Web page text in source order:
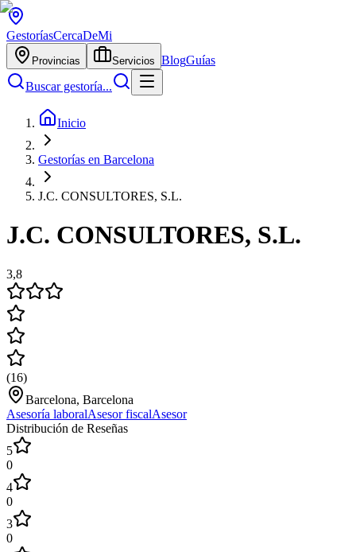
GestoríasCercaDeMi
Provincias Servicios BlogGuías
Buscar gestoría...
Inicio
Gestorías en Barcelona
J.C. CONSULTORES, S.L.
J.C. CONSULTORES, S.L.
3,8
(16)
Barcelona, Barcelona
Asesoría laboralAsesor fiscalAsesor
Distribución de Reseñas
5
0
4
0
3
0